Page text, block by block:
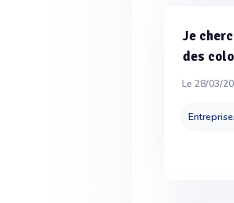
Je
des
Le 28/03/